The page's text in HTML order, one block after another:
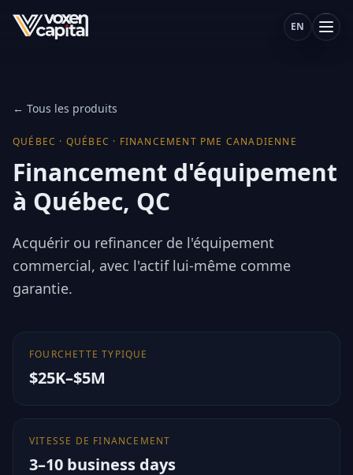
EN
← Tous les produits
QUÉBEC · QUÉBEC · FINANCEMENT PME CANADIENNE
Financement d'équipement
à Québec, QC
Acquérir ou refinancer de l'équipement
commercial, avec l'actif lui-même comme
garantie.
FOURCHETTE TYPIQUE
$25K–$5M
VITESSE DE FINANCEMENT
3–10 business days